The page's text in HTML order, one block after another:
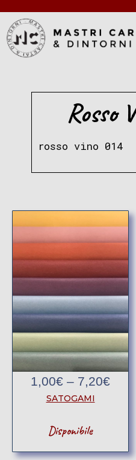
Rosso
rosso vino 014
1,00€ – 7,20€
SATOGAMI
Disponibile